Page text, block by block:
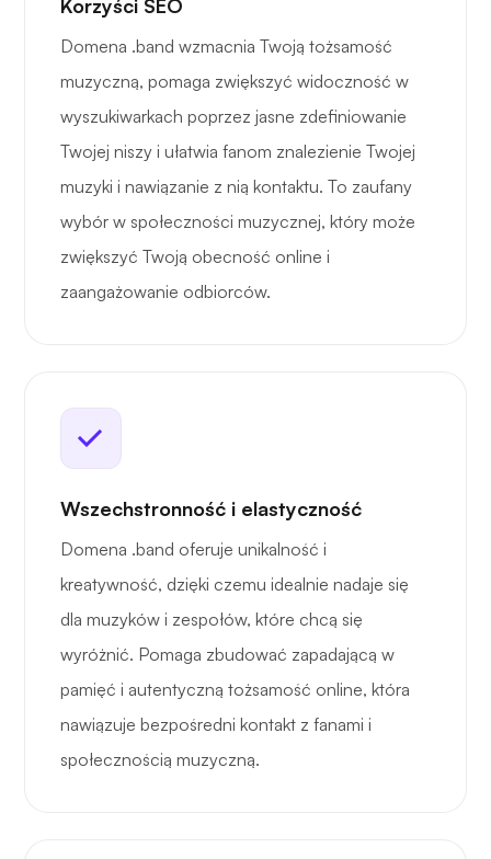
Korzyści SEO
Domena .band wzmacnia Twoją tożsamość
muzyczną, pomaga zwiększyć widoczność w
wyszukiwarkach poprzez jasne zdefiniowanie
Twojej niszy i ułatwia fanom znalezienie Twojej
muzyki i nawiązanie z nią kontaktu. To zaufany
wybór w społeczności muzycznej, który może
zwiększyć Twoją obecność online i
zaangażowanie odbiorców.
Wszechstronność i elastyczność
Domena .band oferuje unikalność i
kreatywność, dzięki czemu idealnie nadaje się
dla muzyków i zespołów, które chcą się
wyróżnić. Pomaga zbudować zapadającą w
pamięć i autentyczną tożsamość online, która
nawiązuje bezpośredni kontakt z fanami i
społecznością muzyczną.